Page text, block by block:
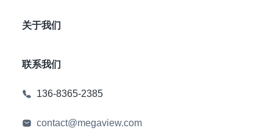
关于我们
联系我们
136-8365-2385
contact@megaview.com